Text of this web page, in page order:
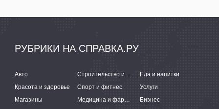
РУБРИКИ НА СПРАВКА.РУ
Авто Строительство и ремонт
Еда и напитки
Красота и здоровье
Спорт и фитнес
Услуги
Магазины
Медицина и фармацевтика Бизнес